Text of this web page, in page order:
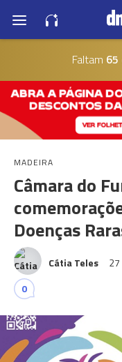
Faltam 65
MADEIRA
Câmara do
Doenças
Cátia Teles
0